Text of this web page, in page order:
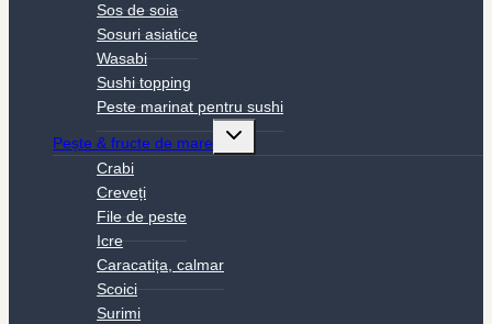
Sos de soia
Sosuri asiatice
Wasabi
Sushi topping
Peste marinat pentru sushi
Pește & fructe de mare
Toggle
Crabi
Creveți
File de peste
Icre
Caracatița, calmar
Scoici
Surimi